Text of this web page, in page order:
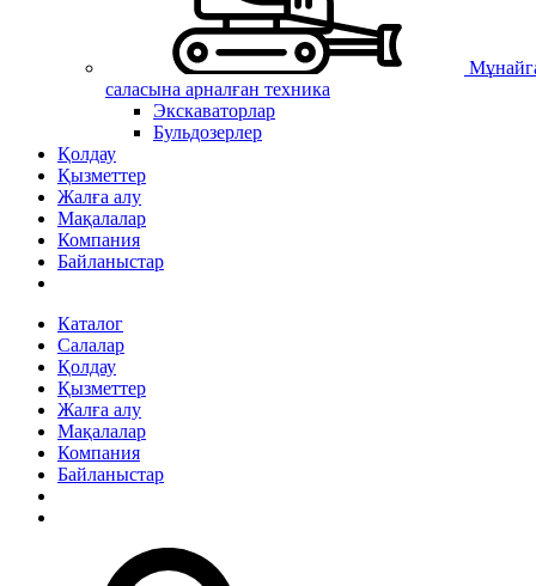
саласына арналған техника
Экскаваторлар
Бульдозерлер
Қолдау
Қызметтер
Жалға алу
Мақалалар
Компания
Байланыстар
Каталог
Салалар
Қолдау
Қызметтер
Жалға алу
Мақалалар
Компания
Байланыстар